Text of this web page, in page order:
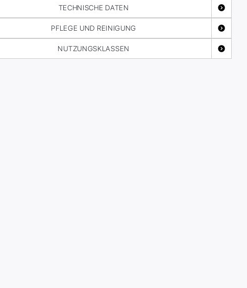
TECHNISCHE DATEN
PFLEGE UND REINIGUNG
NUTZUNGSKLASSEN